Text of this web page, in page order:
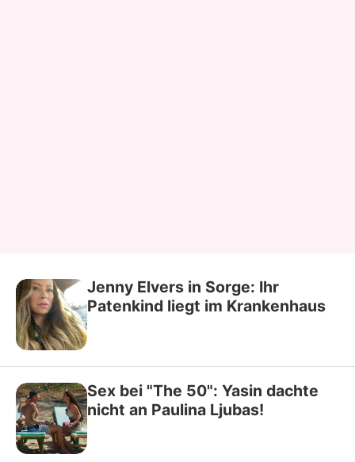
Jenny Elvers in Sorge: Ihr
Patenkind liegt im Krankenhaus
Sex bei "The 50": Yasin dachte
nicht an Paulina Ljubas!